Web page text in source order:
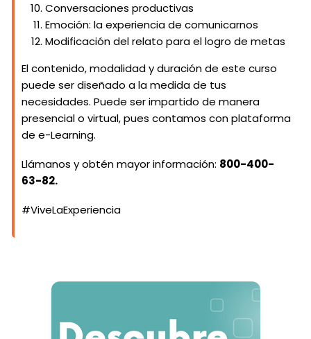
Conversaciones productivas
Emoción: la experiencia de comunicarnos
Modificación del relato para el logro de metas
El contenido, modalidad y duración de este curso
puede ser diseñado a la medida de tus
necesidades. Puede ser impartido de manera
presencial o virtual, pues contamos con plataforma
de e-Learning.
Llámanos y obtén mayor información: 800-400-
63-82.
#ViveLaExperiencia